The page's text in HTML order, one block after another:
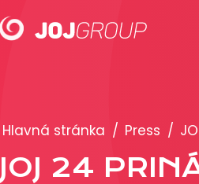
Produkty
Hlavná stránka / Press /
JOJ 24